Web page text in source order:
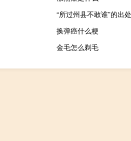
“所过州县不敢谁”的出
换弹癌什么梗
金毛怎么剃毛